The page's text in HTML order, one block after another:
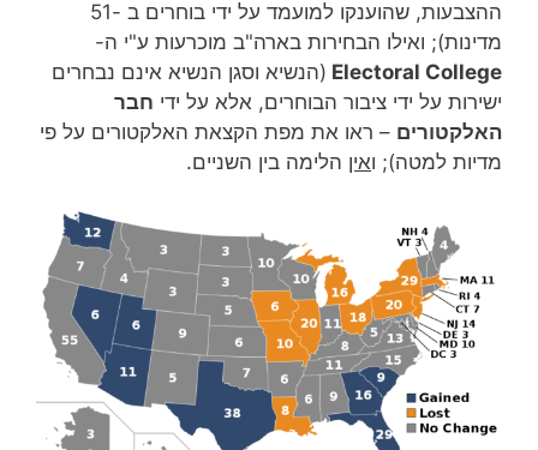
ההצבעות, שהוענקו למועמד על ידי בוחרים ב -51
מדינות); ואילו הבחירות בארה"ב מוכרעות ע"י ה-
Electoral College (הנשיא וסגן הנשיא אינם נבחרים
ישירות על ידי ציבור הבוחרים, אלא על ידי חבר
האלקטורים – ראו את מפת הקצאת האלקטורים על פי
מדיות למטה); ואין הלימה בין השניים.